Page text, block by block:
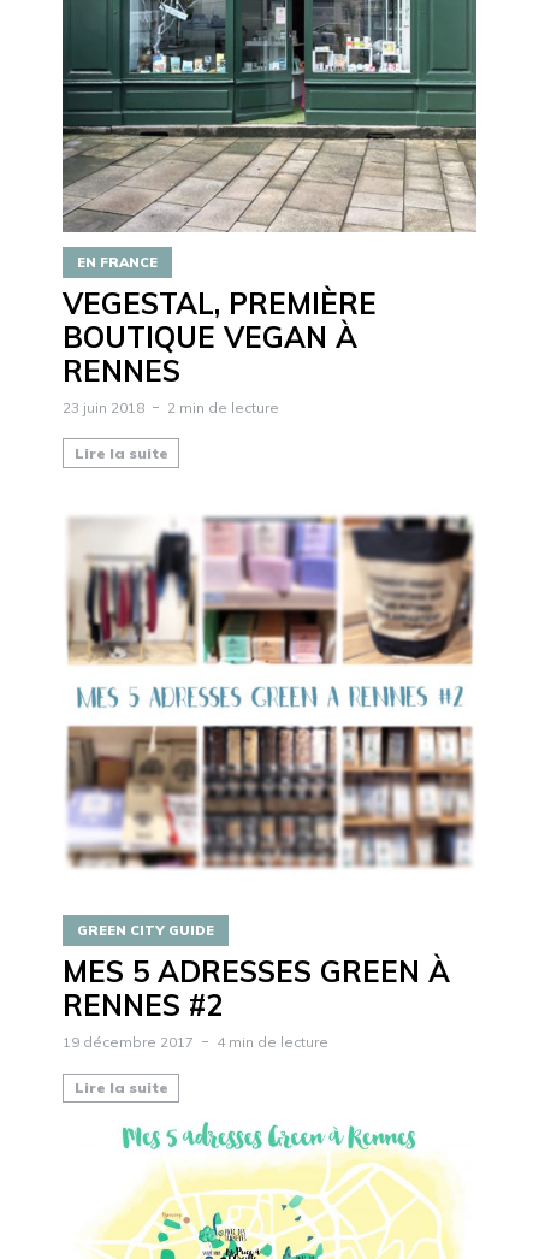
EN FRANCE
VEGESTAL, PREMIÈRE
BOUTIQUE VEGAN À
RENNES
23 juin 2018 2 min de lecture
Lire la suite
GREEN CITY GUIDE
MES 5 ADRESSES GREEN À
RENNES #2
19 décembre 2017 4 min de lecture
Lire la suite